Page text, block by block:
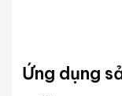
Ứng dụng